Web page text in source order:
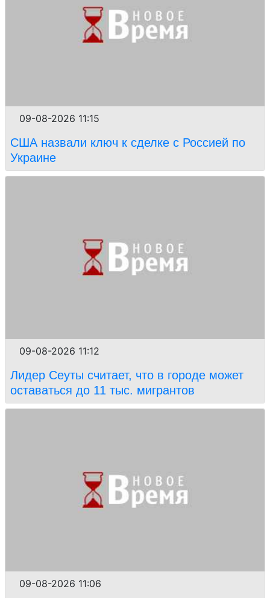
09-08-2026 11:15
США назвали ключ к сделке с Россией по
Украине
09-08-2026 11:12
Лидер Сеуты считает, что в городе может
оставаться до 11 тыс. мигрантов
09-08-2026 11:06